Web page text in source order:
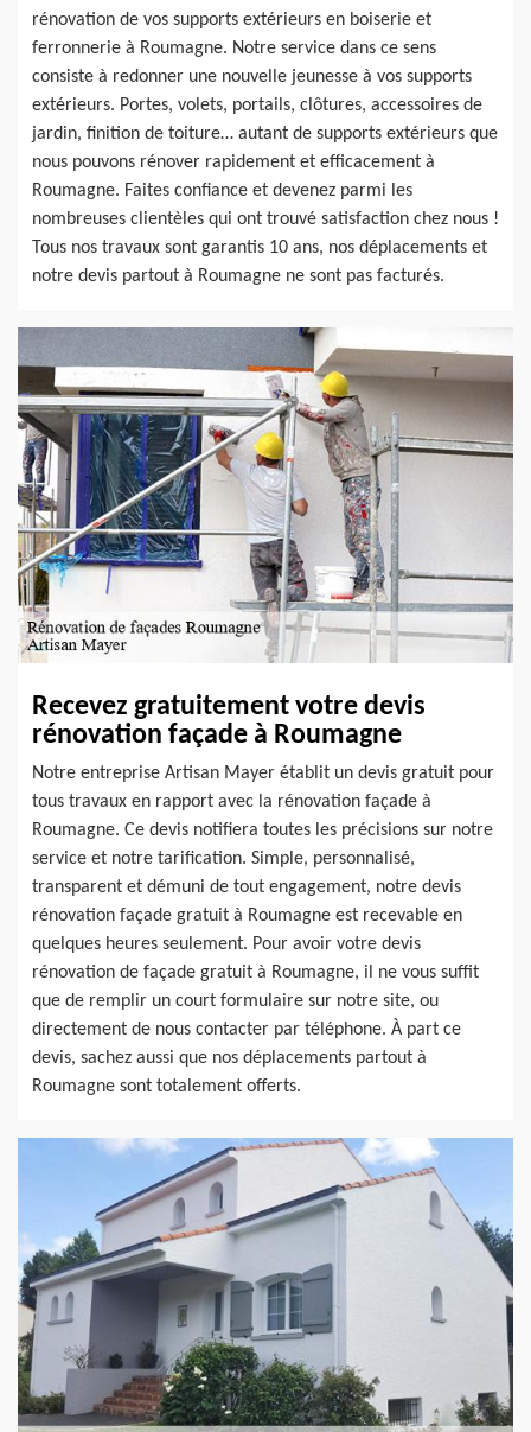
rénovation de vos supports extérieurs en boiserie et
ferronnerie à Roumagne. Notre service dans ce sens
consiste à redonner une nouvelle jeunesse à vos supports
extérieurs. Portes, volets, portails, clôtures, accessoires de
jardin, finition de toiture… autant de supports extérieurs que
nous pouvons rénover rapidement et efficacement à
Roumagne. Faites confiance et devenez parmi les
nombreuses clientèles qui ont trouvé satisfaction chez nous !
Tous nos travaux sont garantis 10 ans, nos déplacements et
notre devis partout à Roumagne ne sont pas facturés.
Recevez gratuitement votre devis
rénovation façade à Roumagne
Notre entreprise Artisan Mayer établit un devis gratuit pour
tous travaux en rapport avec la rénovation façade à
Roumagne. Ce devis notifiera toutes les précisions sur notre
service et notre tarification. Simple, personnalisé,
transparent et démuni de tout engagement, notre devis
rénovation façade gratuit à Roumagne est recevable en
quelques heures seulement. Pour avoir votre devis
rénovation de façade gratuit à Roumagne, il ne vous suffit
que de remplir un court formulaire sur notre site, ou
directement de nous contacter par téléphone. À part ce
devis, sachez aussi que nos déplacements partout à
Roumagne sont totalement offerts.